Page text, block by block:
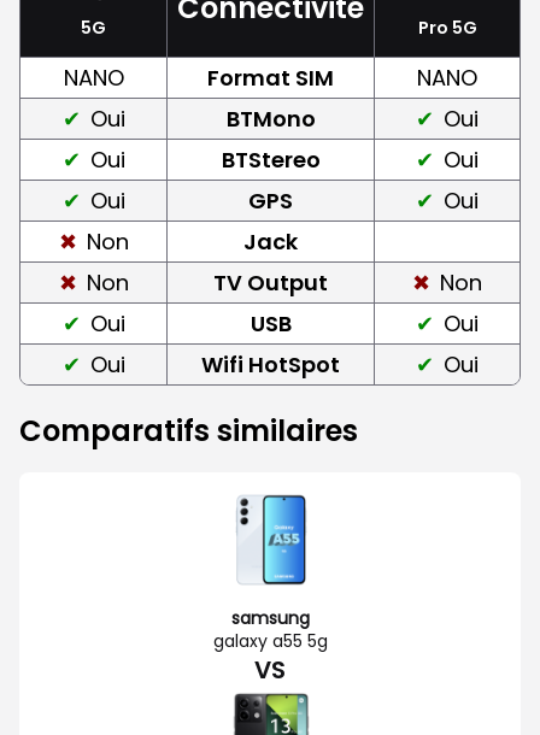
5G
Pro 5G
NANO Format SIM
NANO
Oui
BTMono
Oui
Oui
BTStereo
Oui
Oui
GPS
Oui
Non
Jack
Non
TV Output
Non
Oui
USB
Oui
Oui
Wifi HotSpot Oui
Comparatifs similaires
samsung
galaxy a55 5g
VS